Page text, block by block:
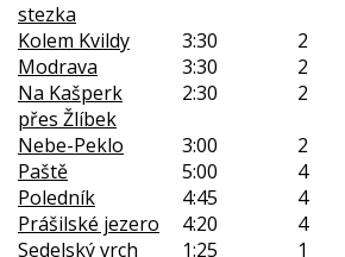
stezka
Kolem Kvildy
3:30 2
Modrava
3:30 2
Na Kašperk
přes Žlíbek
2:30 2
Nebe-Peklo
3:00 2
Paště
5:00 4
Poledník
4:45 4
Prášilské jezero
4:20 4
Sedelský vrch
1:25 1